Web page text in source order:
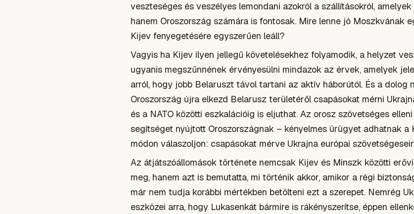
veszteséges és veszélyes lemondani azokról a szállításokról,
hanem Oroszország számára is fontosak. Mire lenne jó Moszkvának
Kijev fenyegetésére egyszerűen leáll?
Vagyis ha Kijev ilyen jellegű követelésekhez folyamodik, a helyzet
ugyanis megszűnnének érvényesülni mindazok az érvek, amelyek
arról, hogy jobb Belaruszt távol tartani az aktív háborútól. És a dolog
Oroszország újra elkezd Belarusz területéről csapásokat mérni
és a NATO közötti eszkalációig is eljuthat. Az orosz szövetséges
segítséget nyújtott Oroszországnak – kényelmes ürügyet adhatnak a
módon válaszoljon: csapásokat mérve Ukrajna európai
Az átjátszóállomások története nemcsak Kijev és Minszk közötti
meg, hanem azt is bemutatta, mi történik akkor, amikor a régi
már nem tudja korábbi mértékben betölteni ezt a szerepet. Nemrég
eszközei arra, hogy Lukasenkát bármire is rákényszerítse, éppen